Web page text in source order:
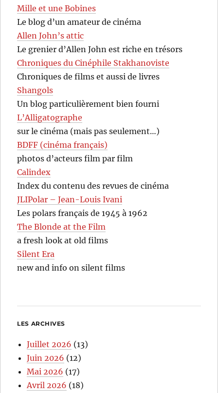
Mille et une Bobines
Le blog d’un amateur de cinéma
Allen John’s attic
Le grenier d’Allen John est riche en trésors
Chroniques du Cinéphile Stakhanoviste
Chroniques de films et aussi de livres
Shangols
Un blog particulièrement bien fourni
L’Alligatographe
sur le cinéma (mais pas seulement…)
BDFF (cinéma français)
photos d’acteurs film par film
Calindex
Index du contenu des revues de cinéma
JLIPolar – Jean-Louis Ivani
Les polars français de 1945 à 1962
The Blonde at the Film
a fresh look at old films
Silent Era
new and info on silent films
LES ARCHIVES
Juillet 2026 (13)
Juin 2026 (12)
Mai 2026 (17)
Avril 2026 (18)